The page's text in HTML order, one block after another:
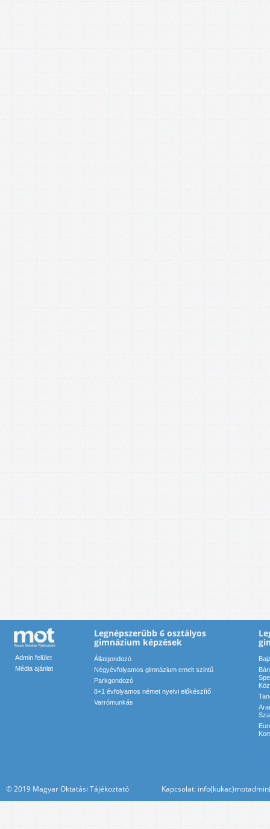
Admin felület
Média ajánlat
Legnépszerűbb 6 osztályos
gimnázium képzések
Állatgondozó
Négyévfolyamos gimnázium emelt szintű
Parkgondozó
8+1 évfolyamos német nyelvi előkészítő
Varrómunkás
© 2019 Magyar Oktatási Tájékoztató Kapcsolat: